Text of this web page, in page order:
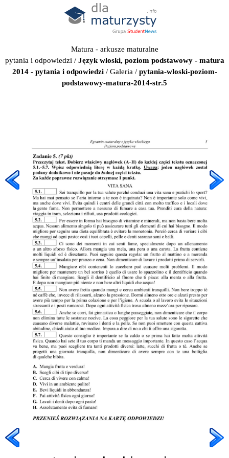
Matura - arkusze maturalne
pytania i odpowiedzi / Język włoski, poziom podstawowy - matura
2014 - pytania i odpowiedzi/ Galeria / pytania-wloski-poziom-
podstawowy-matura-2014-str.5